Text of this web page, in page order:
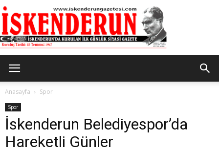
Gazetesi
Anasayfa Spor
Spor
İskenderun Belediyespor’da
Hareketli Günler